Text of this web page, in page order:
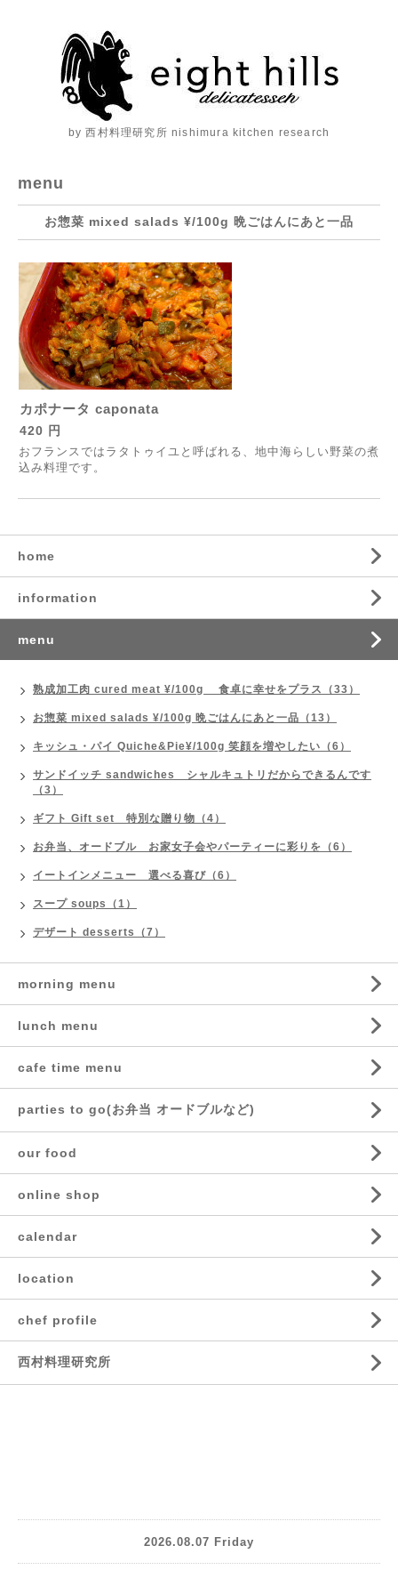
by 西村料理研究所 nishimura kitchen research
menu
お惣菜 mixed salads ¥/100g 晩ごはんにあと一品
カポナータ caponata
420 円
おフランスではラタトゥイユと呼ばれる、地中海らしい野菜の煮
込み料理です。
home
information
menu
熟成加工肉 cured meat ¥/100g 食卓に幸せをプラス（33）
お惣菜 mixed salads ¥/100g 晩ごはんにあと一品（13）
キッシュ・パイ Quiche&Pie¥/100g 笑顔を増やしたい（6）
サンドイッチ sandwiches シャルキュトリだからできるんです
（3）
ギフト Gift set 特別な贈り物（4）
お弁当、オードブル お家女子会やパーティーに彩りを（6）
イートインメニュー 選べる喜び（6）
スープ soups（1）
デザート desserts（7）
morning menu
lunch menu
cafe time menu
parties to go(お弁当 オードブルなど)
our food
online shop
calendar
location
chef profile
西村料理研究所
2026.08.07 Friday